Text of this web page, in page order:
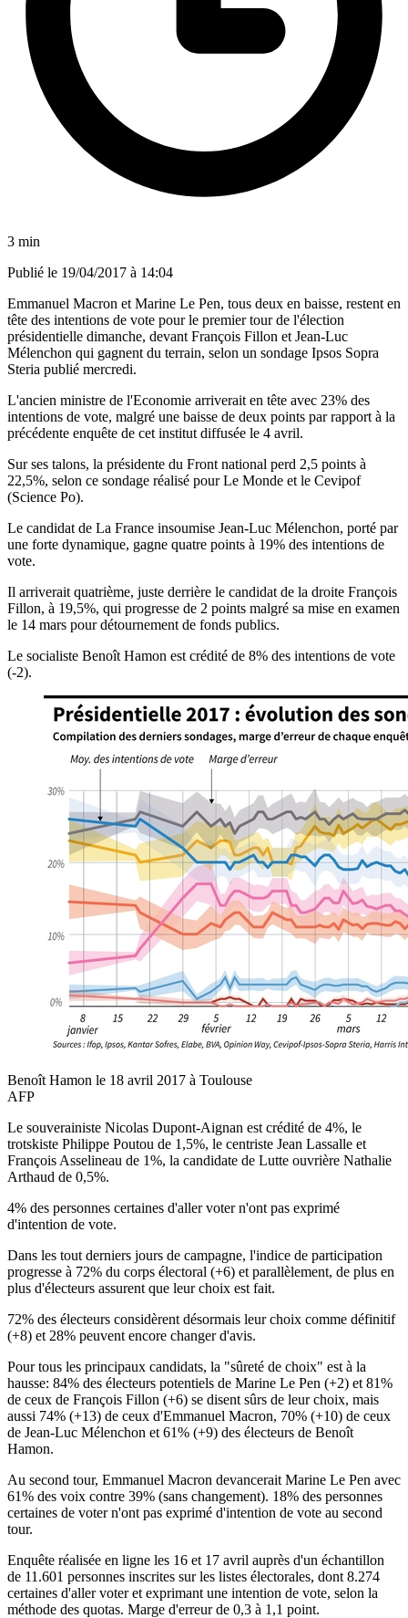
3 min
Publié le 19/04/2017 à 14:04
Emmanuel Macron et Marine Le Pen, tous deux en baisse, restent en
tête des intentions de vote pour le premier tour de l'élection
présidentielle dimanche, devant François Fillon et Jean-Luc
Mélenchon qui gagnent du terrain, selon un sondage Ipsos Sopra
Steria publié mercredi.
L'ancien ministre de l'Economie arriverait en tête avec 23% des
intentions de vote, malgré une baisse de deux points par rapport à la
précédente enquête de cet institut diffusée le 4 avril.
Sur ses talons, la présidente du Front national perd 2,5 points à
22,5%, selon ce sondage réalisé pour Le Monde et le Cevipof
(Science Po).
Le candidat de La France insoumise Jean-Luc Mélenchon, porté par
une forte dynamique, gagne quatre points à 19% des intentions de
vote.
Il arriverait quatrième, juste derrière le candidat de la droite François
Fillon, à 19,5%, qui progresse de 2 points malgré sa mise en examen
le 14 mars pour détournement de fonds publics.
Le socialiste Benoît Hamon est crédité de 8% des intentions de vote
(-2).
Benoît Hamon le 18 avril 2017 à Toulouse
AFP
Le souverainiste Nicolas Dupont-Aignan est crédité de 4%, le
trotskiste Philippe Poutou de 1,5%, le centriste Jean Lassalle et
François Asselineau de 1%, la candidate de Lutte ouvrière Nathalie
Arthaud de 0,5%.
4% des personnes certaines d'aller voter n'ont pas exprimé
d'intention de vote.
Dans les tout derniers jours de campagne, l'indice de participation
progresse à 72% du corps électoral (+6) et parallèlement, de plus en
plus d'électeurs assurent que leur choix est fait.
72% des électeurs considèrent désormais leur choix comme définitif
(+8) et 28% peuvent encore changer d'avis.
Pour tous les principaux candidats, la "sûreté de choix" est à la
hausse: 84% des électeurs potentiels de Marine Le Pen (+2) et 81%
de ceux de François Fillon (+6) se disent sûrs de leur choix, mais
aussi 74% (+13) de ceux d'Emmanuel Macron, 70% (+10) de ceux
de Jean-Luc Mélenchon et 61% (+9) des électeurs de Benoît
Hamon.
Au second tour, Emmanuel Macron devancerait Marine Le Pen avec
61% des voix contre 39% (sans changement). 18% des personnes
certaines de voter n'ont pas exprimé d'intention de vote au second
tour.
Enquête réalisée en ligne les 16 et 17 avril auprès d'un échantillon
de 11.601 personnes inscrites sur les listes électorales, dont 8.274
certaines d'aller voter et exprimant une intention de vote, selon la
méthode des quotas. Marge d'erreur de 0,3 à 1,1 point.